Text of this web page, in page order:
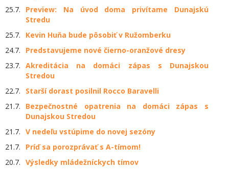
25.7.
Preview: Na úvod doma privítame Dunajskú
Stredu
25.7.
Kevin Huňa bude pôsobiť v Ružomberku
24.7.
Predstavujeme nové čierno-oranžové dresy
23.7. Akreditácia na domáci zápas s Dunajskou
Stredou
22.7.
Starší dorast posilnil Rocco Baravelli
21.7.
Bezpečnostné opatrenia na domáci zápas s
Dunajskou Stredou
21.7. V nedeľu vstúpime do novej sezóny
21.7.
Príď sa porozprávať s A-tímom!
20.7. Výsledky mládežníckych tímov